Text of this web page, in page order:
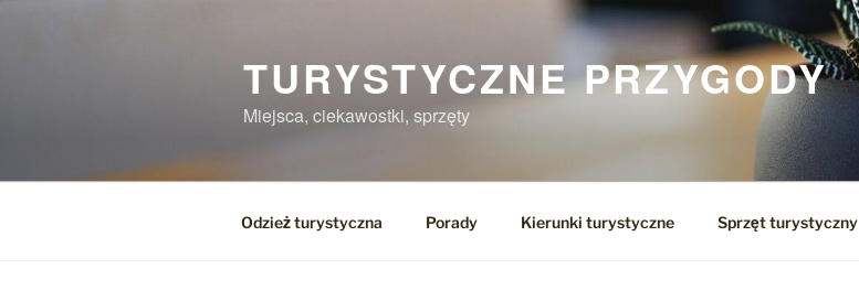
TURYSTYCZNE PRZYGODY
Miejsca, ciekawostki, sprzęty
Odzież turystyczna Porady Kierunki turystyczne Sprzęt turystyczny